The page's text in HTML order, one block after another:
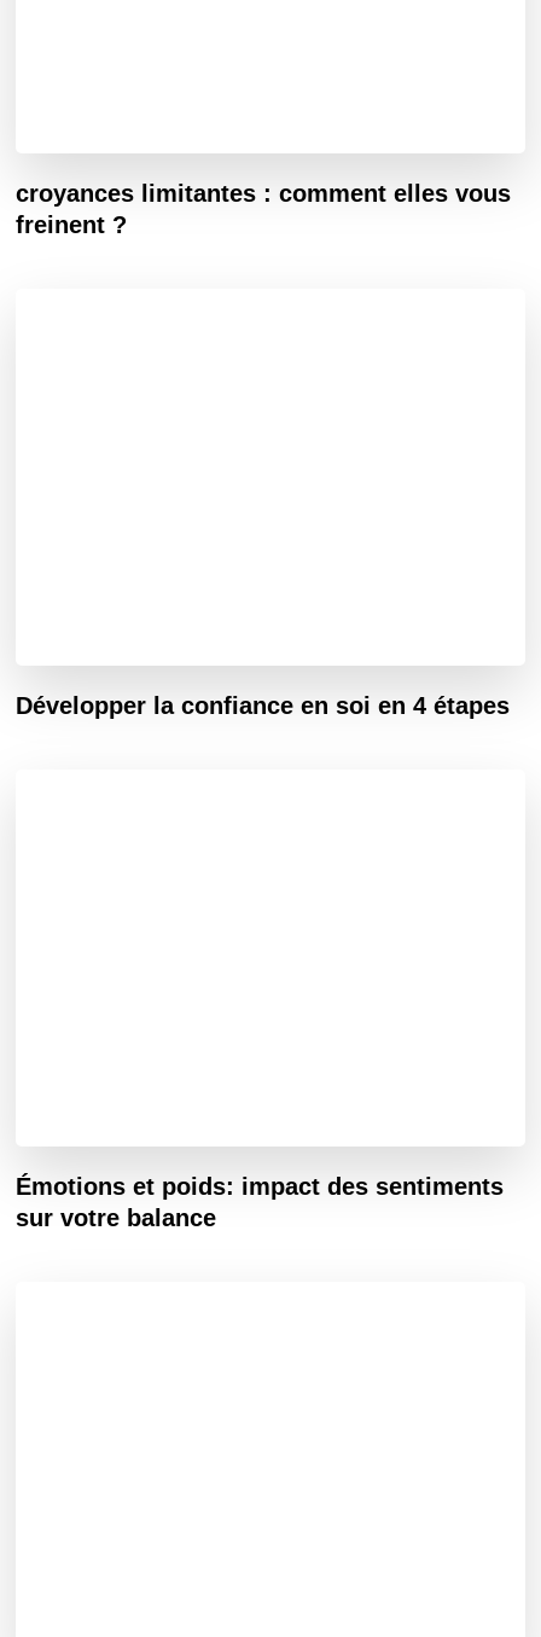
croyances limitantes : comment elles vous
freinent ?
Développer la confiance en soi en 4 étapes
Émotions et poids: impact des sentiments
sur votre balance